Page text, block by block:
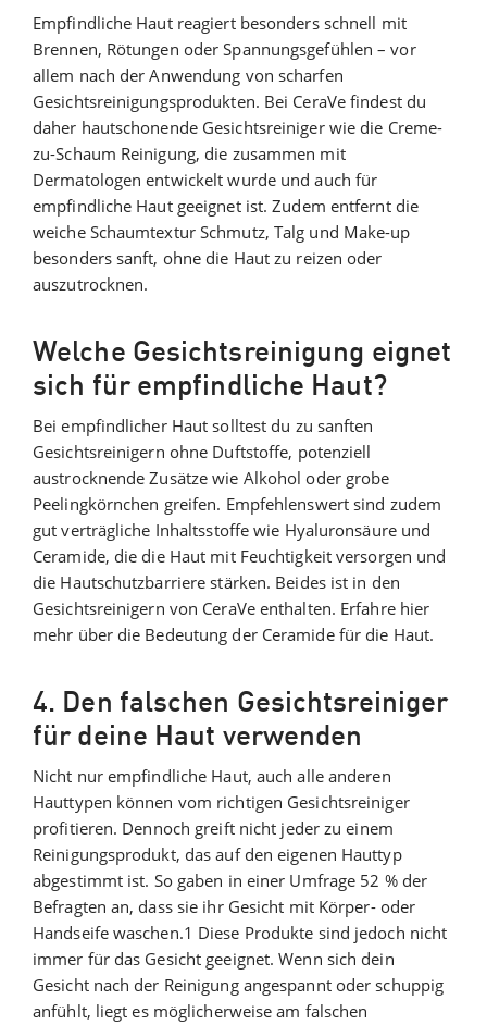
Empfindliche Haut reagiert besonders schnell mit
Brennen, Rötungen oder Spannungsgefühlen – vor
allem nach der Anwendung von scharfen
Gesichtsreinigungsprodukten. Bei CeraVe findest du
daher hautschonende Gesichtsreiniger wie die Creme-
zu-Schaum Reinigung, die zusammen mit
Dermatologen entwickelt wurde und auch für
empfindliche Haut geeignet ist. Zudem entfernt die
weiche Schaumtextur Schmutz, Talg und Make-up
besonders sanft, ohne die Haut zu reizen oder
auszutrocknen.
Welche Gesichtsreinigung eignet
sich für empfindliche Haut?
Bei empfindlicher Haut solltest du zu sanften
Gesichtsreinigern ohne Duftstoffe, potenziell
austrocknende Zusätze wie Alkohol oder grobe
Peelingkörnchen greifen. Empfehlenswert sind zudem
gut verträgliche Inhaltsstoffe wie Hyaluronsäure und
Ceramide, die die Haut mit Feuchtigkeit versorgen und
die Hautschutzbarriere stärken. Beides ist in den
Gesichtsreinigern von CeraVe enthalten. Erfahre hier
mehr über die Bedeutung der Ceramide für die Haut.
4. Den falschen Gesichtsreiniger
für deine Haut verwenden
Nicht nur empfindliche Haut, auch alle anderen
Hauttypen können vom richtigen Gesichtsreiniger
profitieren. Dennoch greift nicht jeder zu einem
Reinigungsprodukt, das auf den eigenen Hauttyp
abgestimmt ist. So gaben in einer Umfrage 52 % der
Befragten an, dass sie ihr Gesicht mit Körper- oder
Handseife waschen.1 Diese Produkte sind jedoch nicht
immer für das Gesicht geeignet. Wenn sich dein
Gesicht nach der Reinigung angespannt oder schuppig
anfühlt, liegt es möglicherweise am falschen